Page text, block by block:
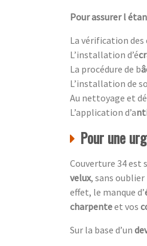
Pour assurer l
La vérification des
L’installation d’é
La procédure de b
L’installation de
Au nettoyage et
L’application d’a
Pour une
Couverture 34 est
velux, sans oublier
effet, le manque d’
charpenteet vos
Sur la base d’un